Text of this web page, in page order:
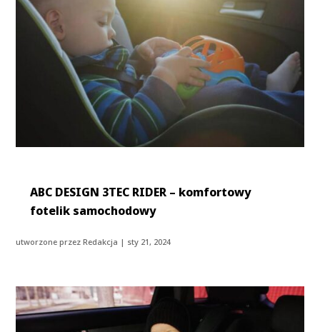
ABC DESIGN 3TEC RIDER – komfortowy
fotelik samochodowy
utworzone przezRedakcja | sty 21, 2024